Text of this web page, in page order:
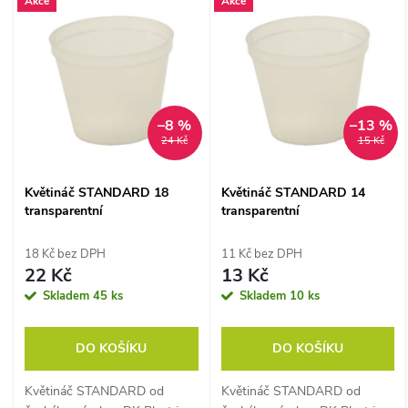
p
o
u
Nejdražší
Abecedně
s
o
d
24 Kč
–8 %
Květináč STANDARD 18
transparentní
18 Kč bez DPH
22 Kč
Skladem 45 ks
DO KOŠÍKU
Květináč STANDARD od
15 Kč
–13 %
Květináč STANDARD 14
transparentní
11 Kč bez DPH
13 Kč
Skladem 10 ks
DO KOŠÍKU
Květináč STANDARD od